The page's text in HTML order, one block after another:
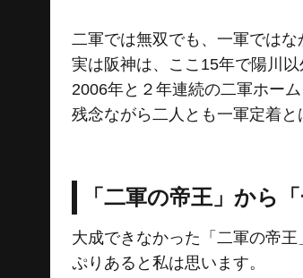
二軍では無双でも、一軍では
実は阪神は、ここ15年で陽川
2006年と２年連続の二軍ホー
残念ながら二人とも一軍定着と
「二軍の帝王」から
大成できなかった「二軍の帝
ぷりあると私は思います。